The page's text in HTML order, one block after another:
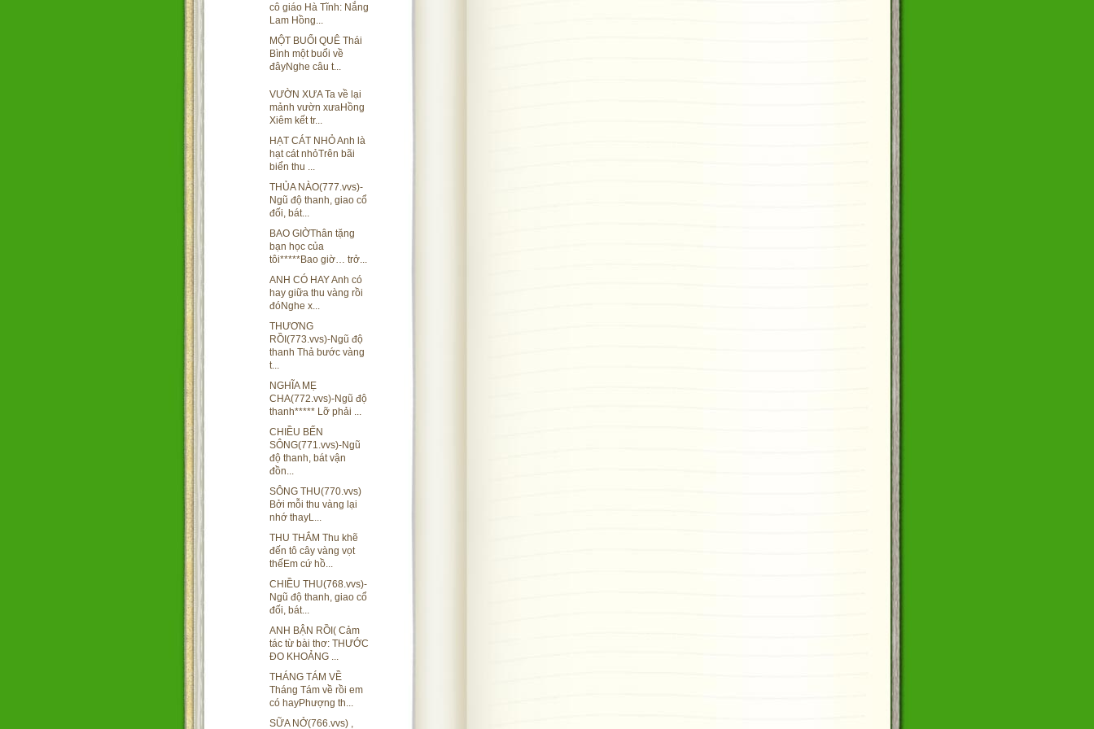
cô giáo Hà Tĩnh: Nắng
Lam Hồng...
MỘT BUỔI QUÊ Thái
Bình một buổi về
đâyNghe câu t...
VƯỜN XƯA Ta về lại
mảnh vườn xưaHồng
Xiêm kết tr...
HẠT CÁT NHỎ Anh là
hạt cát nhỏTrên bãi
biển thu ...
THỦA NÀO(777.vvs)-
Ngũ độ thanh, giao cổ
đối, bát...
BAO GIỜThân tặng
bạn học của
tôi*****Bao giờ… trở...
ANH CÓ HAY Anh có
hay giữa thu vàng rồi
đóNghe x...
THƯƠNG
RỒI(773.vvs)-Ngũ độ
thanh Thả bước vàng
t...
NGHĨA MẸ
CHA(772.vvs)-Ngũ độ
thanh***** Lỡ phải ...
CHIỀU BẾN
SÔNG(771.vvs)-Ngũ
độ thanh, bát vận
đồn...
SÔNG THU(770.vvs)
Bởi mỗi thu vàng lại
nhớ thayL...
THU THẮM Thu khẽ
đến tô cây vàng vọt
thếEm cứ hồ...
CHIỀU THU(768.vvs)-
Ngũ độ thanh, giao cổ
đối, bát...
ANH BẬN RỒI( Cảm
tác từ bài thơ: THƯỚC
ĐO KHOẢNG ...
THÁNG TÁM VỀ
Tháng Tám về rồi em
có hayPhượng th...
SỮA NỞ(766.vvs) ,